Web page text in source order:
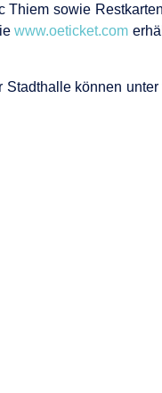
sowie
www.oeticket.com
Stadthalle können unter